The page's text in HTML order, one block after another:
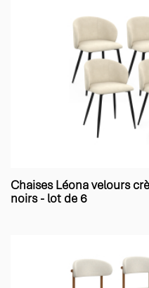
Chaises Léona velours crème pieds métal
noirs - lot de 6